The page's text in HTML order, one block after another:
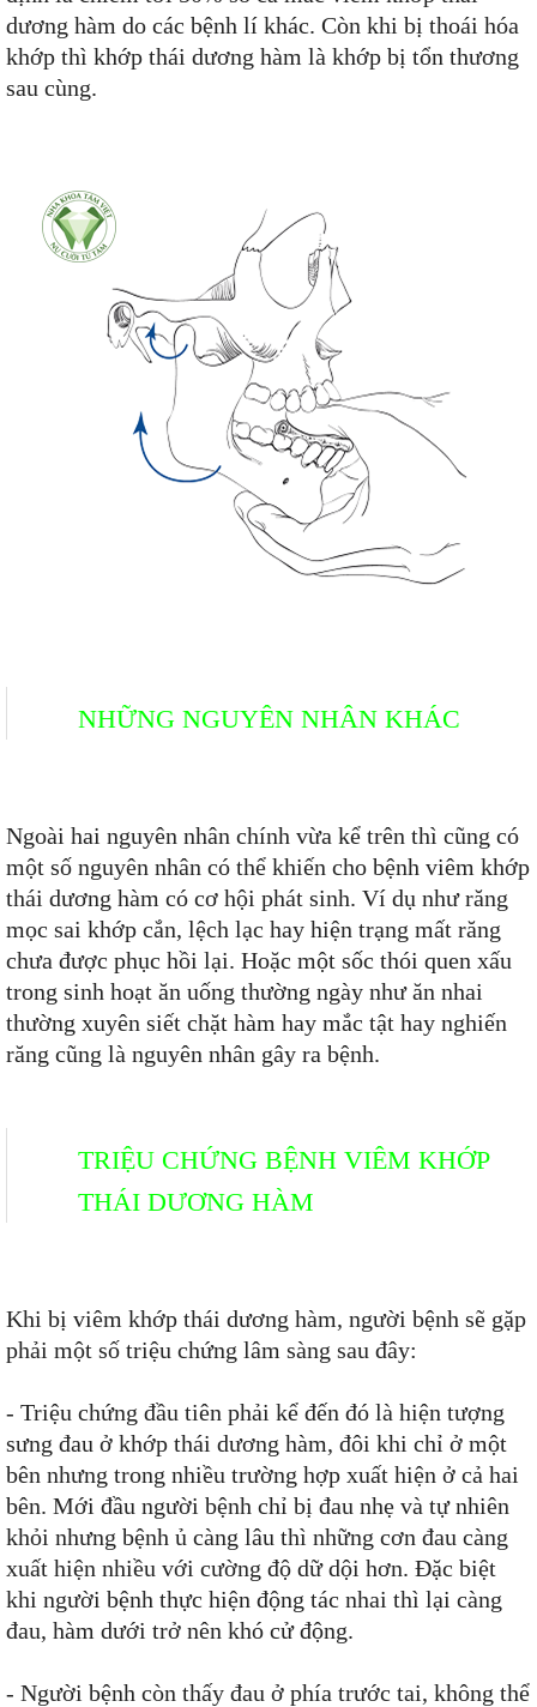
dương hàm do các bệnh lí khác. Còn khi bị thoái hóa
khớp thì khớp thái dương hàm là khớp bị tổn thương
sau cùng.
NHỮNG NGUYÊN NHÂN KHÁC
Ngoài hai nguyên nhân chính vừa kể trên thì cũng có
một số nguyên nhân có thể khiến cho bệnh viêm khớp
thái dương hàm có cơ hội phát sinh. Ví dụ như răng
mọc sai khớp cắn, lệch lạc hay hiện trạng mất răng
chưa được phục hồi lại. Hoặc một sốc thói quen xấu
trong sinh hoạt ăn uống thường ngày như ăn nhai
thường xuyên siết chặt hàm hay mắc tật hay nghiến
răng cũng là nguyên nhân gây ra bệnh.
TRIỆU CHỨNG BỆNH VIÊM KHỚP
THÁI DƯƠNG HÀM
Khi bị viêm khớp thái dương hàm, người bệnh sẽ gặp
phải một số triệu chứng lâm sàng sau đây:
- Triệu chứng đầu tiên phải kể đến đó là hiện tượng
sưng đau ở khớp thái dương hàm, đôi khi chỉ ở một
bên nhưng trong nhiều trường hợp xuất hiện ở cả hai
bên. Mới đầu người bệnh chỉ bị đau nhẹ và tự nhiên
khỏi nhưng bệnh ủ càng lâu thì những cơn đau càng
xuất hiện nhiều với cường độ dữ dội hơn. Đặc biệt
khi người bệnh thực hiện động tác nhai thì lại càng
đau, hàm dưới trở nên khó cử động.
- Người bệnh còn thấy đau ở phía trước tai, không thể